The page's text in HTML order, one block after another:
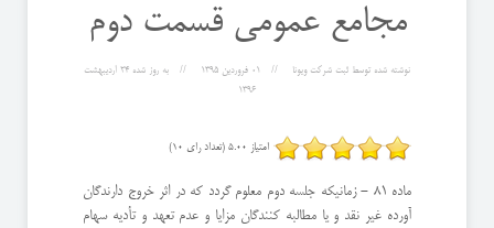
مجامع عمومی قسمت دوم
نوشته شده توسط ثبت شرکت ویونا 01 فروردين 1395 به روز شده
24 ارديبهشت
1396
امتیاز 5.00 (تعداد رای 10)
ماده 81 - زمانیکه جلسه دوم معلوم گردد که در اثر خروج دارندگان
آورده غیر نقد و یا مطالبه کنندگان مزایا و عدم تعهد و تأدیه سهام